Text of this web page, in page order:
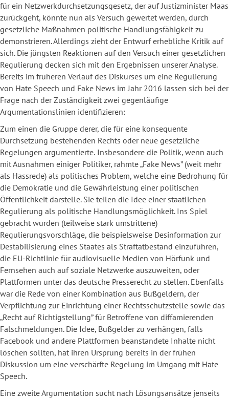
für ein Netzwerkdurchsetzungsgesetz, der auf Justizminister Maas
zurückgeht, könnte nun als Versuch gewertet werden, durch
gesetzliche Maßnahmen politische Handlungsfähigkeit zu
demonstrieren. Allerdings zieht der Entwurf erhebliche Kritik auf
sich. Die jüngsten Reaktionen auf den Versuch einer gesetzlichen
Regulierung decken sich mit den Ergebnissen unserer Analyse.
Bereits im früheren Verlauf des Diskurses um eine Regulierung
von Hate Speech und Fake News im Jahr 2016 lassen sich bei der
Frage nach der Zuständigkeit zwei gegenläufige
Argumentationslinien identifizieren:
Zum einen die Gruppe derer, die für eine konsequente
Durchsetzung bestehenden Rechts oder neue gesetzliche
Regelungen argumentierte. Insbesondere die Politik, wenn auch
mit Ausnahmen einiger Politiker, rahmte „Fake News” (weit mehr
als Hassrede) als politisches Problem, welche eine Bedrohung für
die Demokratie und die Gewährleistung einer politischen
Öffentlichkeit darstelle. Sie teilen die Idee einer staatlichen
Regulierung als politische Handlungsmöglichkeit. Ins Spiel
gebracht wurden (teilweise stark umstrittene)
Regulierungsvorschläge, die beispielsweise Desinformation zur
Destabilisierung eines Staates als Straftatbestand einzuführen,
die EU-Richtlinie für audiovisuelle Medien von Hörfunk und
Fernsehen auch auf soziale Netzwerke auszuweiten, oder
Plattformen unter das deutsche Presserecht zu stellen. Ebenfalls
war die Rede von einer Kombination aus Bußgeldern, der
Verpflichtung zur Einrichtung einer Rechtsschutzstelle sowie das
„Recht auf Richtigstellung” für Betroffene von diffamierenden
Falschmeldungen. Die Idee, Bußgelder zu verhängen, falls
Facebook und andere Plattformen beanstandete Inhalte nicht
löschen sollten, hat ihren Ursprung bereits in der frühen
Diskussion um eine verschärfte Regelung im Umgang mit Hate
Speech.
Eine zweite Argumentation sucht nach Lösungsansätze jenseits